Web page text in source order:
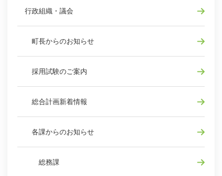
行政組織・議会
町長からのお知らせ
採用試験のご案内
総合計画新着情報
各課からのお知らせ
総務課